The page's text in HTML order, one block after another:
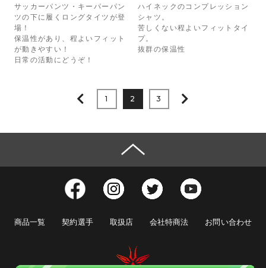
サッカーパンツ・キーパーパン
ツの下に履くロングタイツが登
場！
保温性があり、程よいフィット
が動きやすい！
日常の活動にどうぞ！
ハイネックのコンプレッション
シャツ。
苦しくない程よいフィットタイ
プ。
抜群の保温性
1 2 3
商品一覧 契約選手 取扱店 会社特商法 お問い合わせ